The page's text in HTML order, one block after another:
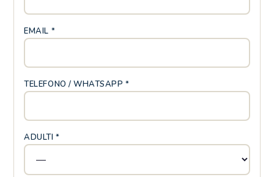
EMAIL *
TELEFONO / WHATSAPP *
ADULTI *